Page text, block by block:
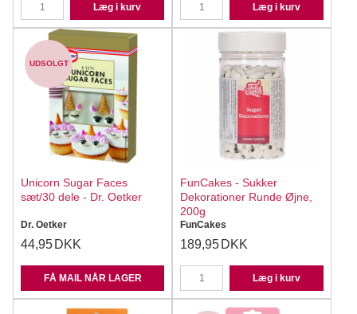
Læg i kurv Læg i kurv
UDSOLGT
Unicorn Sugar Faces
sæt/30 dele - Dr. Oetker
Dr. Oetker
44,95 DKK
FÅ MAIL NÅR LAGER
FunCakes - Sukker
Dekorationer Runde Øjne,
200g
FunCakes
189,95 DKK
Læg i kurv